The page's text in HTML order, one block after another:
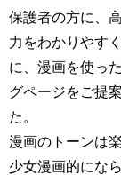
保護者の方に、
力をわかりやす
に、漫画を使っ
グページをご提
た。
漫画のトーンは
少女漫画的にな